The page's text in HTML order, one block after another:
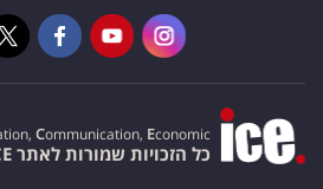
Communication, Economic
כל הזכויות שמורות לאתר ICE. ©